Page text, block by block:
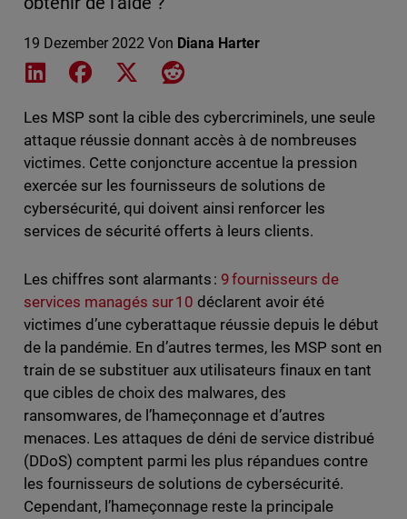
19 Dezember 2022 Von Diana Harter
Share on LinkedIn
Share on Facebook
Share on XShare on Reddit
Les MSP sont la cible des cybercriminels, une seule
attaque réussie donnant accès à de nombreuses
victimes. Cette conjoncture accentue la pression
exercée sur les fournisseurs de solutions de
cybersécurité, qui doivent ainsi renforcer les
services de sécurité offerts à leurs clients.
Les chiffres sont alarmants : 9 fournisseurs de
services managés sur 10 déclarent avoir été
victimes d’une cyberattaque réussie depuis le début
de la pandémie. En d’autres termes, les MSP sont en
train de se substituer aux utilisateurs finaux en tant
que cibles de choix des malwares, des
ransomwares, de l’hameçonnage et d’autres
menaces. Les attaques de déni de service distribué
(DDoS) comptent parmi les plus répandues contre
les fournisseurs de solutions de cybersécurité.
Cependant, l’hameçonnage reste la principale